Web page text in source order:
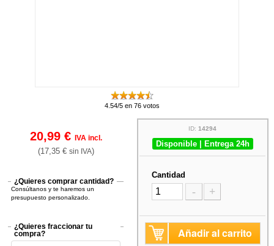
4.54/5 en 76 votos
20,99 € IVA incl.
(17,35 € sin IVA)
¿Quieres comprar cantidad?
Consúltanos y te haremos un
presupuesto personalizado.
¿Quieres fraccionar tu
compra?
ID:14294
Disponible | Entrega 24h
Cantidad
- +
Añadir al carrito